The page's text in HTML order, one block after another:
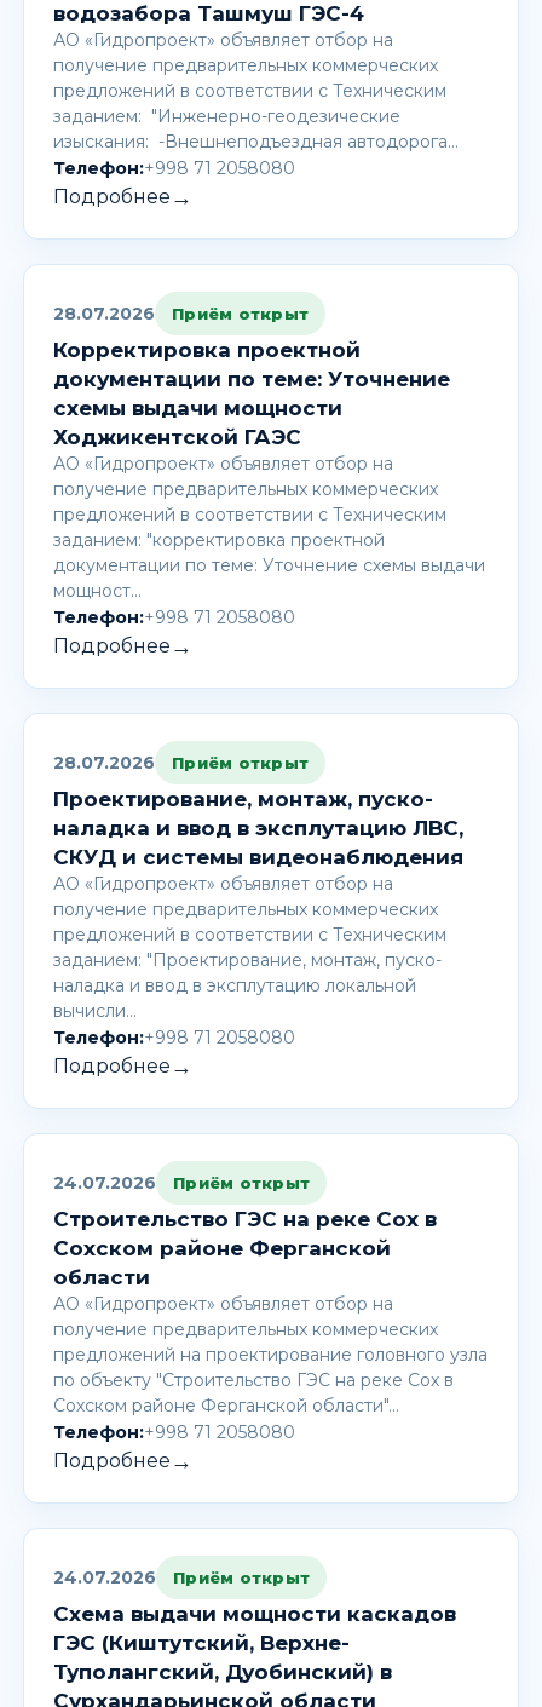
водозабора Ташмуш ГЭС-4
АО «Гидропроект» объявляет отбор на
получение предварительных коммерческих
предложений в соответствии с Техническим
заданием: "Инженерно-геодезические
изыскания: -Внешнеподъездная автодорога…
Телефон:+998 71 2058080
Подробнее →
28.07.2026 Приём открыт
Корректировка проектной
документации по теме: Уточнение
схемы выдачи мощности
Ходжикентской ГАЭС
АО «Гидропроект» объявляет отбор на
получение предварительных коммерческих
предложений в соответствии с Техническим
заданием: "корректировка проектной
документации по теме: Уточнение схемы выдачи
мощност…
Телефон:+998 71 2058080
Подробнее →
28.07.2026 Приём открыт
Проектирование, монтаж, пуско-
наладка и ввод в эксплутацию ЛВС,
СКУД и системы видеонаблюдения
АО «Гидропроект» объявляет отбор на
получение предварительных коммерческих
предложений в соответствии с Техническим
заданием: "Проектирование, монтаж, пуско-
наладка и ввод в эксплутацию локальной
вычисли…
Телефон:+998 71 2058080
Подробнее →
24.07.2026 Приём открыт
Строительство ГЭС на реке Сох в
Сохском районе Ферганской
области
АО «Гидропроект» объявляет отбор на
получение предварительных коммерческих
предложений на проектирование головного узла
по объекту "Строительство ГЭС на реке Сох в
Сохском районе Ферганской области"…
Телефон:+998 71 2058080
Подробнее →
24.07.2026 Приём открыт
Схема выдачи мощности каскадов
ГЭС (Киштутский, Верхне-
Туполангский, Дуобинский) в
Сурхандарьинской области